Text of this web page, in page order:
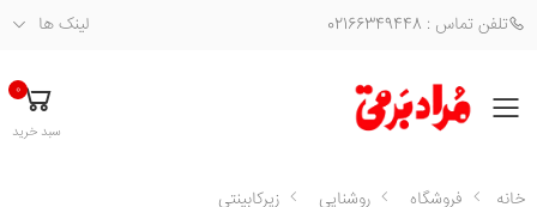
تلفن تماس : 02166349448 لینک ها
فهرست
0
سبد خرید
خانه فروشگاه روشنایی زیرکابینتی